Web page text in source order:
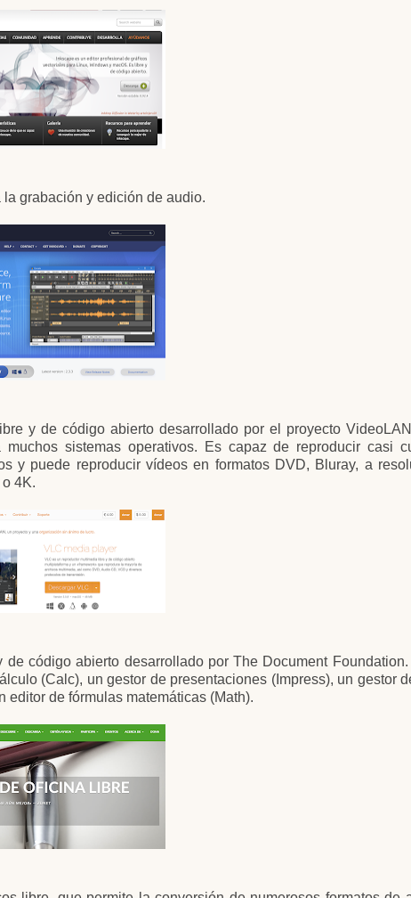
grabación y edición de audio.
y de código abierto desarrollado por el proyecto
sistemas operativos. Es capaz de reproducir casi
y puede reproducir vídeos en formatos DVD, Bluray, a
4K.
código abierto desarrollado por The Document Foundation.
(Calc), un gestor de presentaciones (Impress), un gestor
editor de fórmulas matemáticas (Math).